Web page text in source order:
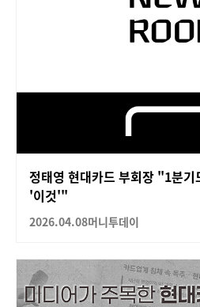
정태영 현대카드 부회장 "1분
'이것'"
2026.04.08머니투데이